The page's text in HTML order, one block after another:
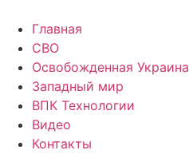
Главная
СВО
Освобожденная Украина
Западный мир
ВПК Технологии
Видео
Контакты